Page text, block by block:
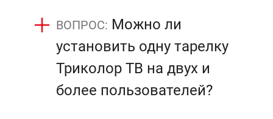
Можно ли
установить одну тарелку
Триколор ТВ на двух и
более пользователей?